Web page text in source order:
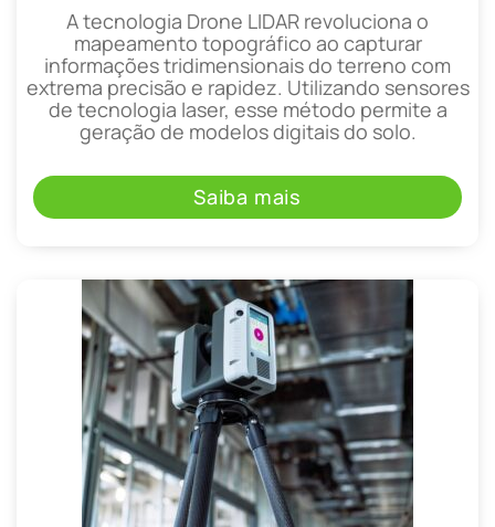
A tecnologia Drone LIDAR revoluciona o
mapeamento topográfico ao capturar
informações tridimensionais do terreno com
extrema precisão e rapidez. Utilizando sensores
de tecnologia laser, esse método permite a
geração de modelos digitais do solo.
Saiba mais